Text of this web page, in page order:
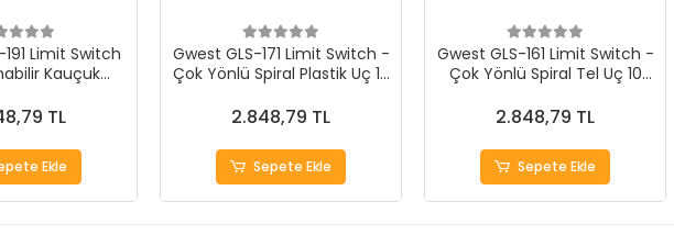
Limit Switch
Kauçuk
TL
Ekle
Gwest GLS-171 Limit Switch -
Çok Yönlü Spiral Plastik Uç 10
2.848,79 TL
Sepete Ekle
Gwest GLS-161 Limit Switch -
Çok Yönlü Spiral Tel Uç 10
2.848,79 TL
Sepete Ekle